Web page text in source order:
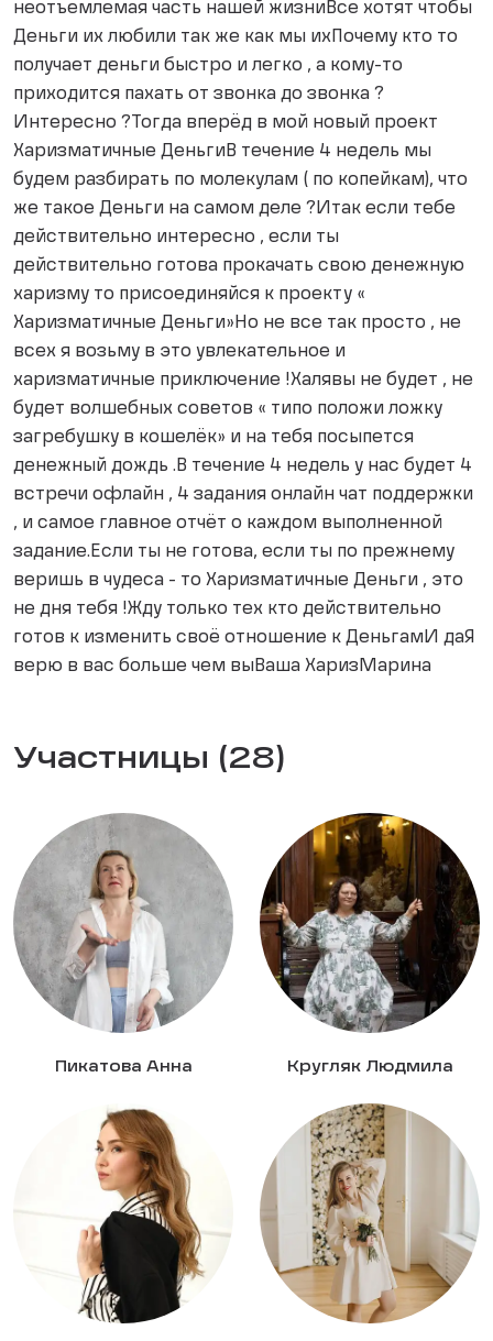
неотъемлемая часть нашей жизниВсе хотят чтобы
Деньги их любили так же как мы ихПочему кто то
получает деньги быстро и легко , а кому-то
приходится пахать от звонка до звонка ?
Интересно ?Тогда вперёд в мой новый проект
Харизматичные ДеньгиВ течение 4 недель мы
будем разбирать по молекулам ( по копейкам), что
же такое Деньги на самом деле ?Итак если тебе
действительно интересно , если ты
действительно готова прокачать свою денежную
харизму то присоединяйся к проекту «
Харизматичные Деньги»Но не все так просто , не
всех я возьму в это увлекательное и
харизматичные приключение !Халявы не будет , не
будет волшебных советов « типо положи ложку
загребушку в кошелёк» и на тебя посыпется
денежный дождь .В течение 4 недель у нас будет 4
встречи офлайн , 4 задания онлайн чат поддержки
, и самое главное отчёт о каждом выполненной
задание.Если ты не готова, если ты по прежнему
веришь в чудеса - то Харизматичные Деньги , это
не дня тебя !Жду только тех кто действительно
готов к изменить своё отношение к ДеньгамИ даЯ
верю в вас больше чем выВаша ХаризМарина
Участницы (28)
Пикатова Анна Кругляк Людмила